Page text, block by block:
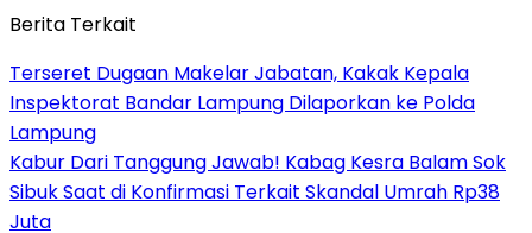
Berita Terkait
Terseret Dugaan Makelar Jabatan, Kakak Kepala
Inspektorat Bandar Lampung Dilaporkan ke Polda
Lampung
Kabur Dari Tanggung Jawab! Kabag Kesra Balam Sok
Sibuk Saat di Konfirmasi Terkait Skandal Umrah Rp38
Juta